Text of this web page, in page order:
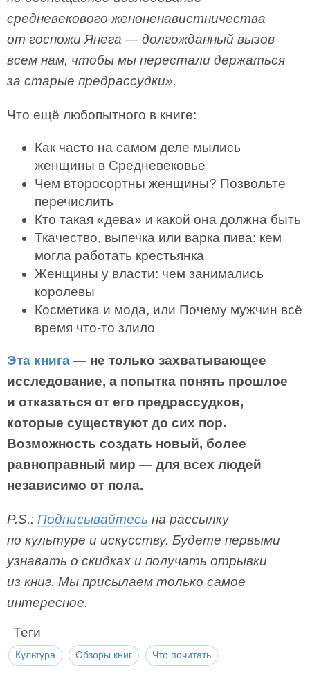
средневекового женоненавистничества
от госпожи Янега — долгожданный вызов
всем нам, чтобы мы перестали держаться
за старые предрассудки».
Что ещё любопытного в книге:
Как часто на самом деле мылись
женщины в Средневековье
Чем второсортны женщины? Позвольте
перечислить
Кто такая «дева» и какой она должна быть
Ткачество, выпечка или варка пива: кем
могла работать крестьянка
Женщины у власти: чем занимались
королевы
Косметика и мода, или Почему мужчин всё
время что-то злило
Эта книга — не только захватывающее
исследование, а попытка понять прошлое
и отказаться от его предрассудков,
которые существуют до сих пор.
Возможность создать новый, более
равноправный мир — для всех людей
независимо от пола.
P.S.: Подписывайтесь на рассылку
по культуре и искусству. Будете первыми
узнавать о скидках и получать отрывки
из книг. Мы присылаем только самое
интересное.
Теги
Культура Обзоры книг Что почитать